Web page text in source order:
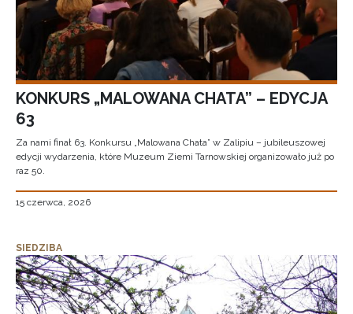
KONKURS „MALOWANA CHATA” – EDYCJA
63
Za nami finał 63. Konkursu „Malowana Chata” w Zalipiu – jubileuszowej
edycji wydarzenia, które Muzeum Ziemi Tarnowskiej organizowało już po
raz 50.
15 czerwca, 2026
SIEDZIBA